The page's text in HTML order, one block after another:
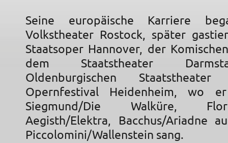
Seine europäische Karriere
Volkstheater Rostock, später
Staatsoper Hannover, der
dem Staatstheater
Oldenburgischen
Opernfestival Heidenheim, wo
Siegmund/Die Walküre,
Aegisth/Elektra, Bacchus/Ariadne
Piccolomini/Wallenstein sang.